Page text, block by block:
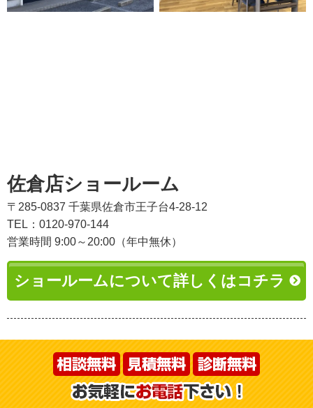
佐倉店ショールーム
〒285-0837 千葉県佐倉市王子台4-28-12
TEL：0120-970-144
営業時間 9:00～20:00（年中無休）
ショールームについて詳しくはコチラ